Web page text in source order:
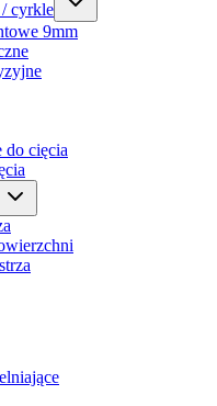
cyrkle
9mm
do cięcia